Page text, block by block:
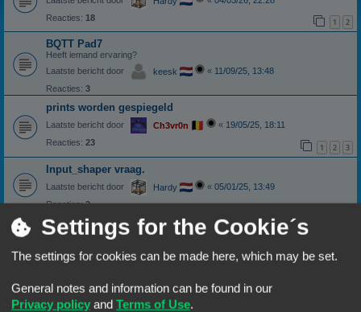
Reacties: 18 1 2
BQTT Pad7
Heeft iemand ervaring?
Laatste bericht door
keesk « 11/09/25, 13:48
Reacties: 3
prints worden gespiegeld
Laatste bericht door Ch3vr0n « 19/05/25, 18:11
Reacties: 23 1 2 3
Input_shaper vraag.
Laatste bericht door Hardy « 05/01/25, 13:49
Reacties:2
Printer.cfg file niet zichtbaar
Laatste bericht door
Reacties:3
Laatste bericht door Hardy «04/10/24, 19:48
Settings for the Cookie´s
The settings for cookies can be made here, which may be set.
General notes and information can be found in our
Privacy policy and Terms of Use.